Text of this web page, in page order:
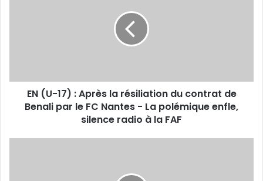
contrat
Benali
EN (U-17) : Après la résiliation du contrat de
Benali par le FC Nantes - La polémique enfle,
silence radio à la FAF